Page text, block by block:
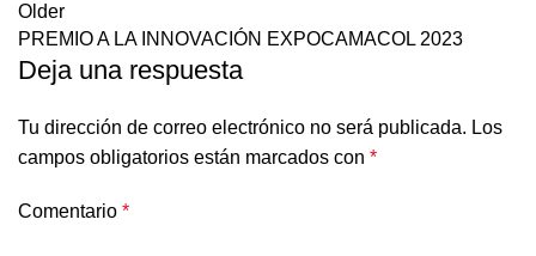
Older
PREMIO A LA INNOVACIÓN EXPOCAMACOL 2023
Deja una respuesta
Tu dirección de correo electrónico no será publicada. Los
campos obligatorios están marcados con *
Comentario *